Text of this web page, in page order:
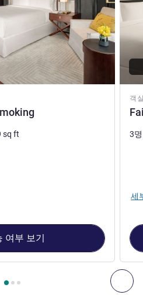
다
King Non Smoking , 객실 2 :
sq ft
여부 보기
객
3
세